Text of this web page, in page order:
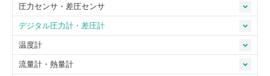
圧力センサ・差圧センサ
デジタル圧力計・差圧計
温度計
流量計・熱量計